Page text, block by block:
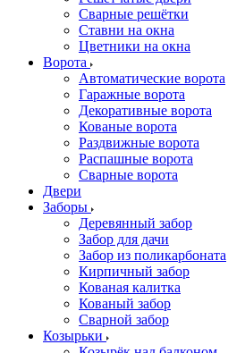
Сварные решётки
Ставни на окна
Цветники на окна
Ворота
Автоматические ворота
Гаражные ворота
Декоративные ворота
Кованые ворота
Раздвижные ворота
Распашные ворота
Сварные ворота
Двери
Заборы
Деревянный забор
Забор для дачи
Забор из поликарбоната
Кирпичный забор
Кованая калитка
Кованый забор
Сварной забор
Козырьки